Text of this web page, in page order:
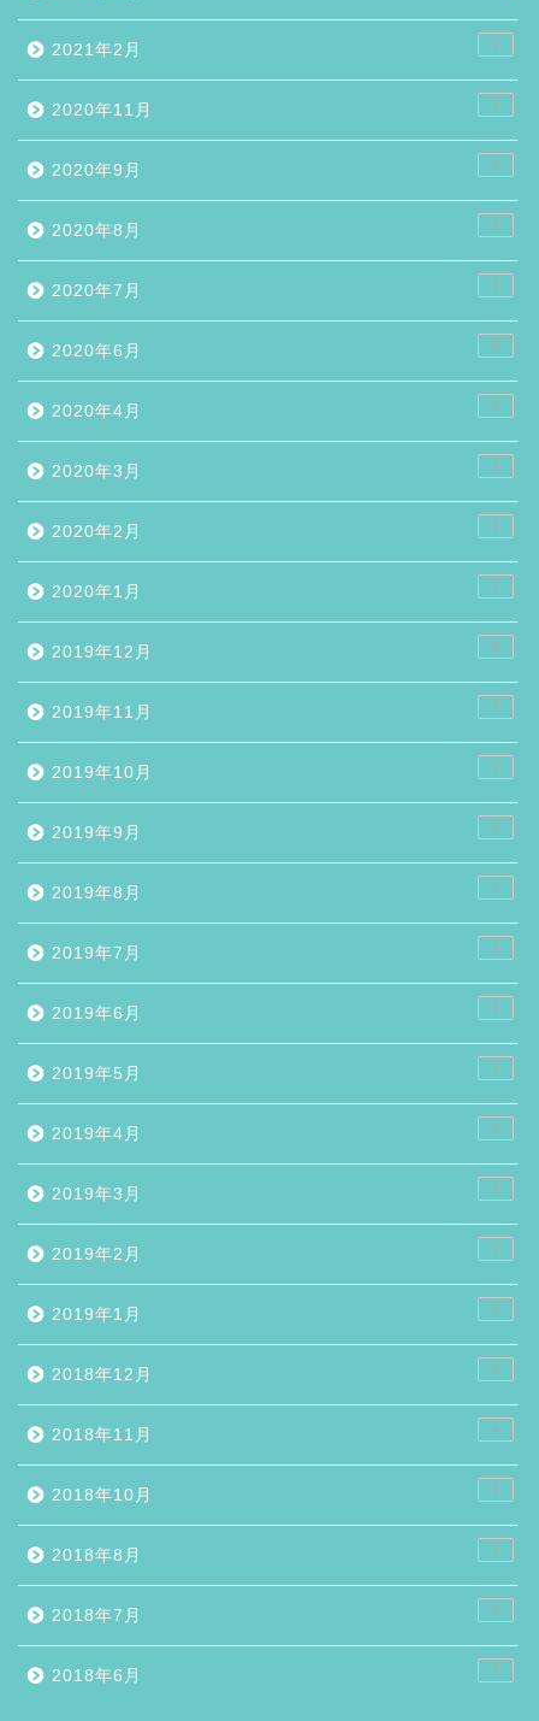
2021年2月 2
2020年11月 1
2020年9月 1
2020年8月 2
2020年7月 1
2020年6月 9
2020年4月 1
2020年3月 1
2020年2月 1
2020年1月 2
2019年12月 5
2019年11月 7
2019年10月 2
2019年9月 3
2019年8月 4
2019年7月 1
2019年6月 1
2019年5月 1
2019年4月 3
2019年3月 1
2019年2月 2
2019年1月 3
2018年12月 2
2018年11月 4
2018年10月 1
2018年8月 1
2018年7月 7
2018年6月 7